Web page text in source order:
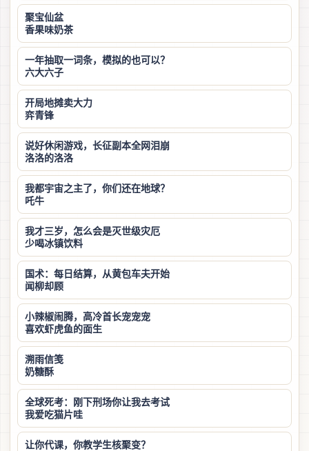
聚宝仙盆
香果味奶茶
一年抽取一词条，模拟的也可以？
六大六子
开局地摊卖大力
弈青锋
说好休闲游戏，长征副本全网泪崩
洛洛的洛洛
我都宇宙之主了，你们还在地球？
吒牛
我才三岁，怎么会是灭世级灾厄
少喝冰镇饮料
国术：每日结算，从黄包车夫开始
闻柳却顾
小辣椒闹腾，高冷首长宠宠宠
喜欢虾虎鱼的面生
溯雨信笺
奶糖酥
全球死考：刚下刑场你让我去考试
我爱吃猫片哇
让你代课，你教学生核聚变？